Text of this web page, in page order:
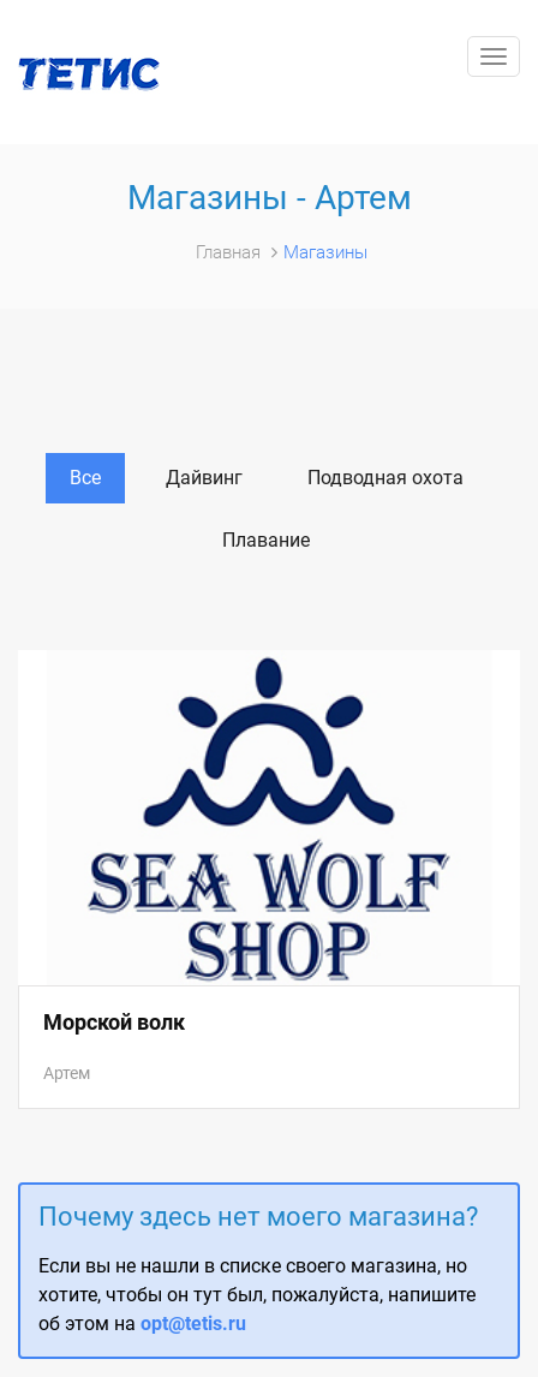
Магазины - Артем
Главная Магазины
Все Дайвинг Подводная охота
Плавание
Морской волк
Артем
Почему здесь нет моего магазина?
Если вы не нашли в списке своего магазина, но
хотите, чтобы он тут был, пожалуйста, напишите
об этом на opt@tetis.ru